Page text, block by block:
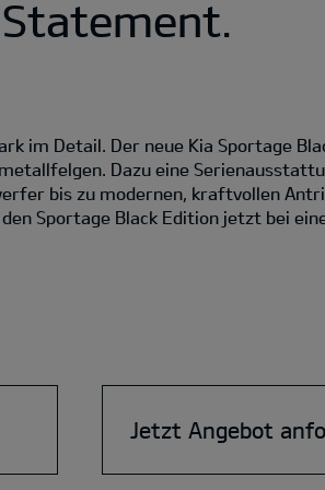
im Detail. Der neue Kia Sportage
Dazu eine
bis zu modernen, kraftvollen
Sportage Black Edition jetzt bei
Jetzt Angebot